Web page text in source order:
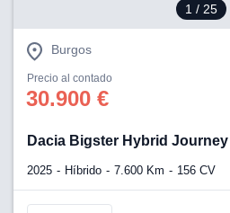
1 / 25
Burgos
Precio al contado
30.900 €
Dacia Bigster Hybrid Journey
2025 Híbrido 7.600 Km 156 CV